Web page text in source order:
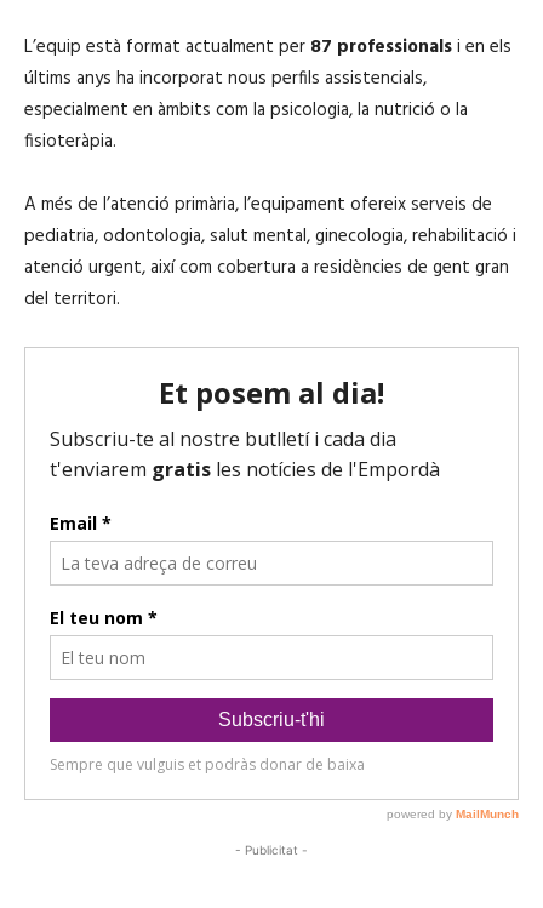
L’equip està format actualment per 87 professionalsi en els
últims anys ha incorporat nous perfils assistencials,
especialment en àmbits com la psicologia, la nutrició o la
fisioteràpia.
A més de l’atenció primària, l’equipament ofereix serveis de
pediatria, odontologia, salut mental, ginecologia, rehabilitació i
atenció urgent, així com cobertura a residències de gent gran
del territori.
- Publicitat -